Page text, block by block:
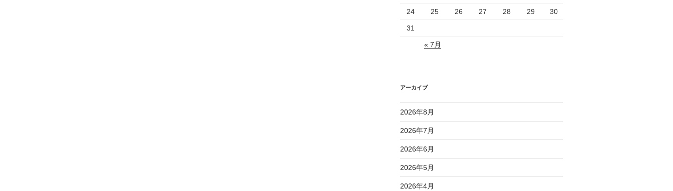
24 25 26 27 28 29 30
31
« 7月
アーカイブ
2026年8月
2026年7月
2026年6月
2026年5月
2026年4月